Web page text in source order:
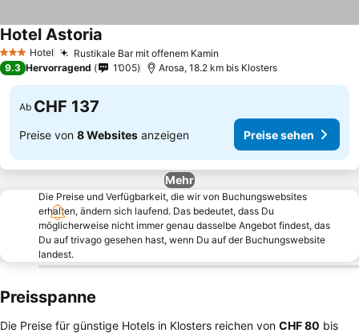
3 SterneHotel Rustikale Bar mit offenem Kamin
Hotel Astoria
9.3 Hervorragend 1’005 Arosa, 18.2 km bis Klosters
Ab CHF 137
Preise von 8 Websites anzeigen Preise sehen
Mehr
Die Preise und Verfügbarkeit, die wir von Buchungswebsites
erhalten, ändern sich laufend. Das bedeutet, dass Du
möglicherweise nicht immer genau dasselbe Angebot findest, das
Du auf trivago gesehen hast, wenn Du auf der Buchungswebsite
landest.
Preisspanne
Die Preise für günstige Hotels in Klosters reichen von ‎CHF 80 bis